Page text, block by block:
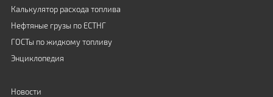
Калькулятор расхода топлива
Нефтяные грузы по ЕСТНГ
ГОСТы по жидкому топливу
Энциклопедия
Новости